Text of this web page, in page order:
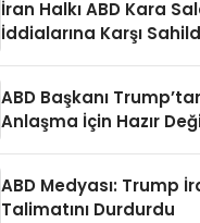
İran Halkı ABD Kara
İddialarına Karşı
ABD Başkanı
Anlaşma İçin Hazır
ABD Medyası: Trump
Talimatını Durdurdu